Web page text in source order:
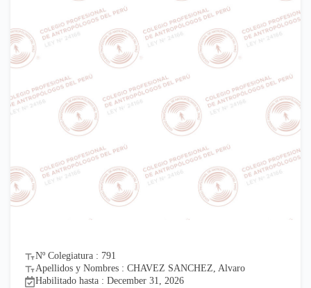
Nº Colegiatura : 791
Apellidos y Nombres : CHAVEZ SANCHEZ, Alvaro
Habilitado hasta : December 31, 2026